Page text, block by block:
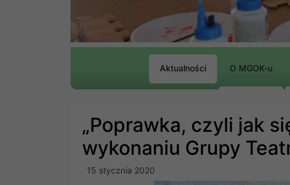
Aktualności O MGOK-u
„Poprawka, czyli jak
wykonaniu Grupy
15 stycznia 2020